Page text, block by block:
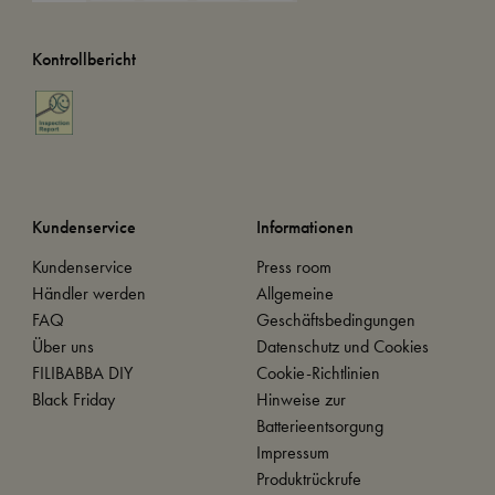
Kontrollbericht
Kundenservice
Kundenservice
Händler werden
FAQ
Über uns
FILIBABBA DIY
Black Friday
Informationen
Press room
Allgemeine
Geschäftsbedingungen
Datenschutz und Cookies
Cookie-Richtlinien
Hinweise zur
Batterieentsorgung
Impressum
Produktrückrufe